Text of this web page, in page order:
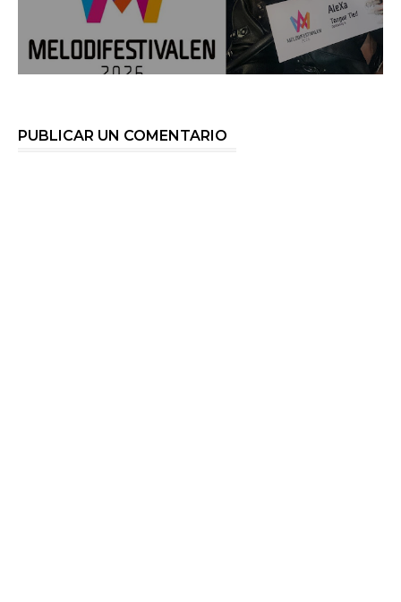
PUBLICAR UN COMENTARIO